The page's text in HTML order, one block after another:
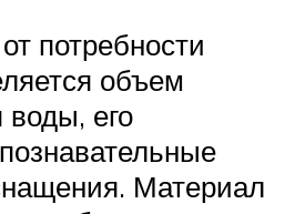
потребности
объем
воды, его
Материал